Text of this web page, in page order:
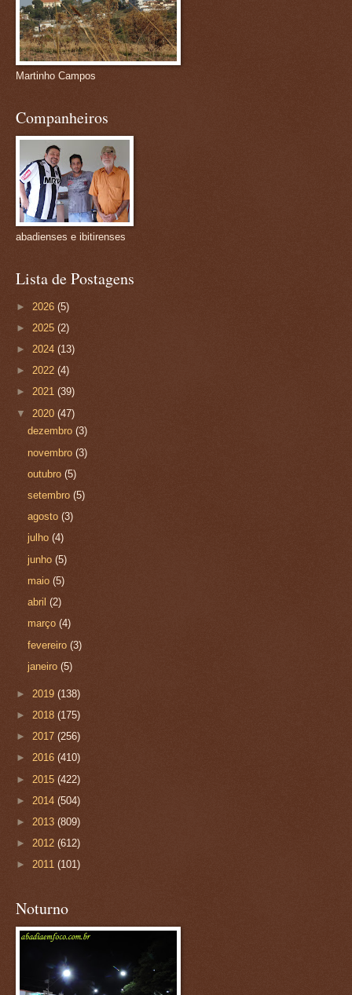
Martinho Campos
Companheiros
abadienses e ibitirenses
Lista de Postagens
► 2026 (5)
► 2025 (2)
► 2024 (13)
► 2022 (4)
► 2021 (39)
▼ 2020 (47)
dezembro(3)
novembro(3)
outubro(5)
setembro(5)
agosto(3)
julho(4)
junho(5)
maio(5)
abril(2)
março(4)
fevereiro(3)
janeiro(5)
► 2019 (138)
► 2018 (175)
► 2017 (256)
► 2016 (410)
► 2015 (422)
► 2014 (504)
► 2013 (809)
► 2012 (612)
► 2011 (101)
Noturno